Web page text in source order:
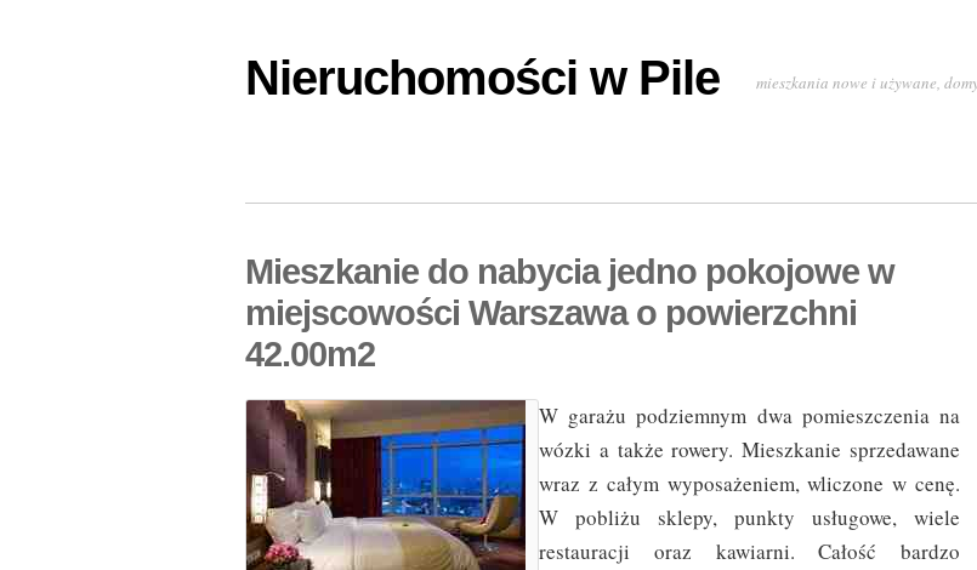
Nieruchomości w Pile mieszkania nowe i używane,
Mieszkanie do nabycia jedno pokojowe w
miejscowości Warszawa o powierzchni
42.00m2
W garażu podziemnym dwa pomieszczenia na
wózki a także rowery. Mieszkanie sprzedawane
wraz z całym wyposażeniem, wliczone w cenę.
W pobliżu sklepy, punkty usługowe, wiele
restauracji oraz kawiarni. Całość bardzo